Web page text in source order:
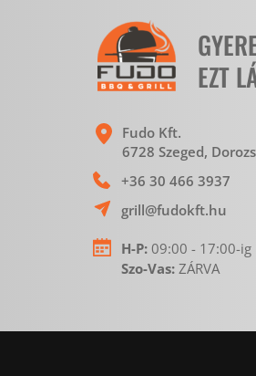
EZT
Fudo Kft.
6728 Szeged,
+36 30 466 3937
grill@fudokft.hu
H-P: 09:00 - 17:00-ig
Szo-Vas: ZÁRVA